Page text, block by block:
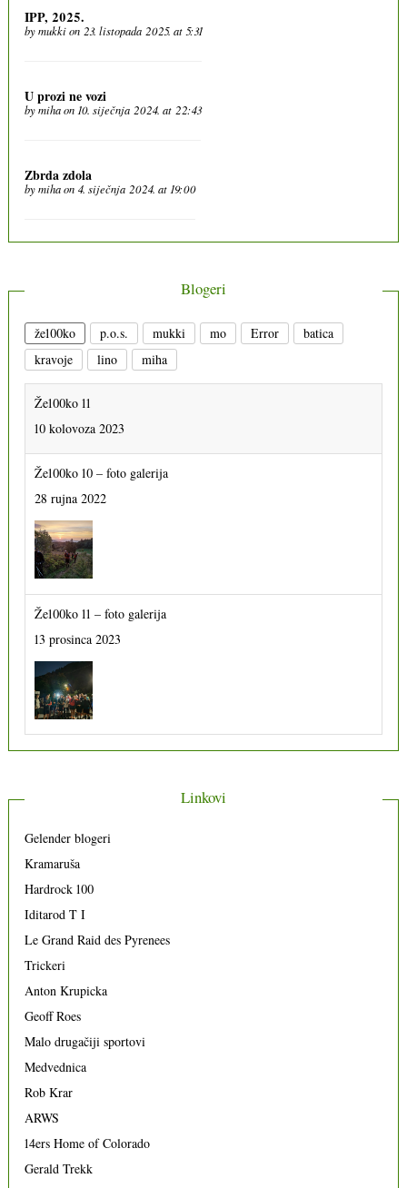
IPP, 2025.
bymukkion 23. listopada 2025. at 5:31
U prozi ne vozi
bymihaon 10. siječnja 2024. at 22:43
Zbrda zdola
bymihaon 4. siječnja 2024. at 19:00
Blogeri
že100ko p.o.s. mukki mo Error
batica
kravoje
lino miha
Že100ko 11
10 kolovoza 2023
Že100ko 10 – foto galerija
28 rujna 2022
Že100ko 11 – foto galerija
13 prosinca 2023
Linkovi
Gelender blogeri
Kramaruša
Hardrock 100
Iditarod T I
Le Grand Raid des Pyrenees
Trickeri
Anton Krupicka
Geoff Roes
Malo drugačiji sportovi
Medvednica
Rob Krar
ARWS
14ers Home of Colorado
Gerald Trekk